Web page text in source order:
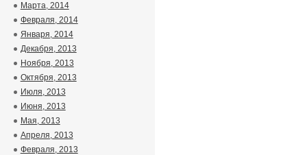
Марта, 2014
Февраля, 2014
Января, 2014
Декабря, 2013
Ноября, 2013
Октября, 2013
Июля, 2013
Июня, 2013
Мая, 2013
Апреля, 2013
Февраля, 2013